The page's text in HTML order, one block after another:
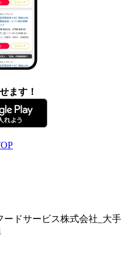
ます！
ドサービス株式会社_大手